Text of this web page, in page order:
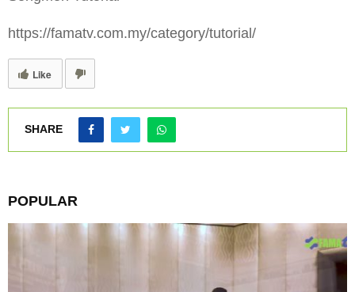
https://famatv.com.my/category/tutorial/
Like
SHARE
POPULAR